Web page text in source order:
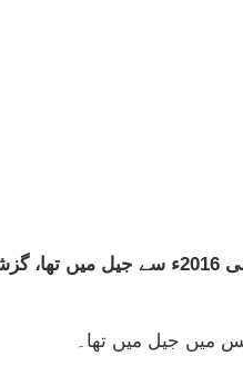
ایم کیو ایم مرکز نائن زیرو سے گرفتار منہاج قاضی